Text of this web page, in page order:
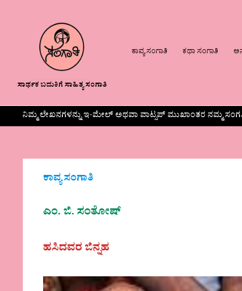
ಸಾರ್ಥಕ ಬದುಕಿಗೆ ಸಾಹಿತ್ಯ ಸಂಗಾತಿ
ಕಾವ್ಯ ಸಂಗಾತಿ ಕಥಾ ಸಂಗಾತಿ
ನಿಮ್ಮ ಲೇಖನಗಳನ್ನು ಇ-ಮೇಲ್ ಅಥವಾ ವಾಟ್ಸಪ್ ಮುಖಾಂತರ ನಮ್ಮ
ಕಾವ್ಯ ಸಂಗಾತಿ
ಎಂ. ಬಿ. ಸಂತೋಷ್
ಹಸಿದವರ ಬಿನ್ನಹ